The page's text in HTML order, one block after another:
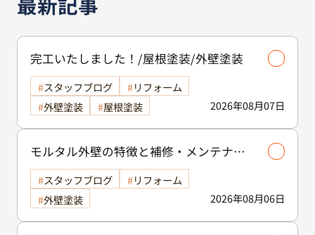
完工いたしました！/屋根塗装/外壁塗装
2026年08月07日
スタッフブログ
リフォーム
外壁塗装
屋根塗装
モルタル外壁の特徴と補修・メンテナン
ス方法を徹底解説！/外壁塗装
2026年08月06日
スタッフブログ
リフォーム
外壁塗装